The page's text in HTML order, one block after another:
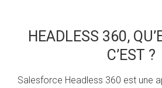
HEADLESS 360,
C’EST ?
Salesforce Headless 360 est une